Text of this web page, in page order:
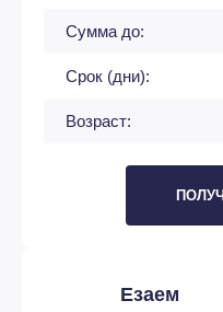
Сумма до:
Срок (дни):
Возраст:
Езаем